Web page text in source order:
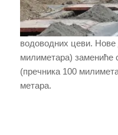
водоводних цеви. Нове
милиметара) замениће
(пречника 100
метара.